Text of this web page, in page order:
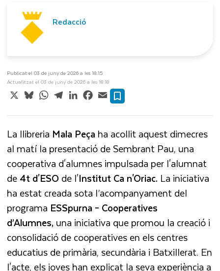
Redacció
Publicat el 03 de juny de 2026 a les 18:15
Actualitzat el 03 de juny de 2026 a les 18:18
X BlueskyWhatsApp
TelegramLinkedInFacebook
Email
La llibreria Mala Peçaha acollit aquest dimecres
al matí la presentació de Sembrant Pau, una
cooperativa d'alumnes impulsada per l'alumnat
de4t d'ESO de l'Institut Ca n'Oriac. La iniciativa
ha estatcreada sota l’acompanyament del
programa ESSpurna – Cooperatives
d’Alumnes, una iniciativa que promou la creació i
consolidació de cooperatives en els centres
educatius de primària, secundària i Batxillerat. En
l'acte, els joves han explicat la seva experiència a